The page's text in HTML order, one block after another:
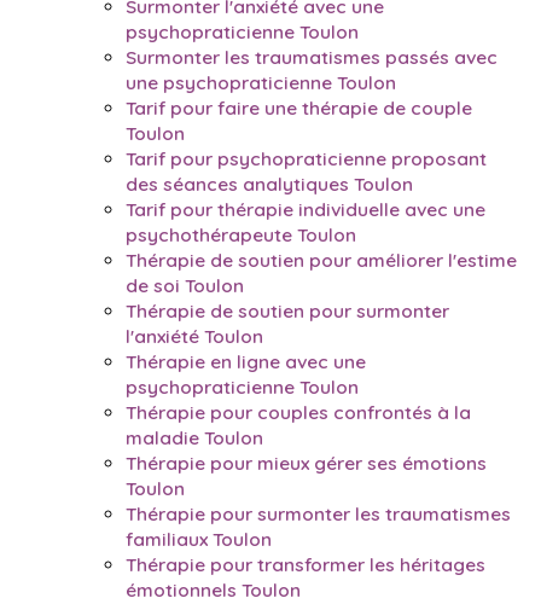
Surmonter l'anxiété avec une
psychopraticienne Toulon
Surmonter les traumatismes passés avec
une psychopraticienne Toulon
Tarif pour faire une thérapie de couple
Toulon
Tarif pour psychopraticienne proposant
des séances analytiques Toulon
Tarif pour thérapie individuelle avec une
psychothérapeute Toulon
Thérapie de soutien pour améliorer l'estime
de soi Toulon
Thérapie de soutien pour surmonter
l'anxiété Toulon
Thérapie en ligne avec une
psychopraticienne Toulon
Thérapie pour couples confrontés à la
maladie Toulon
Thérapie pour mieux gérer ses émotions
Toulon
Thérapie pour surmonter les traumatismes
familiaux Toulon
Thérapie pour transformer les héritages
émotionnels Toulon